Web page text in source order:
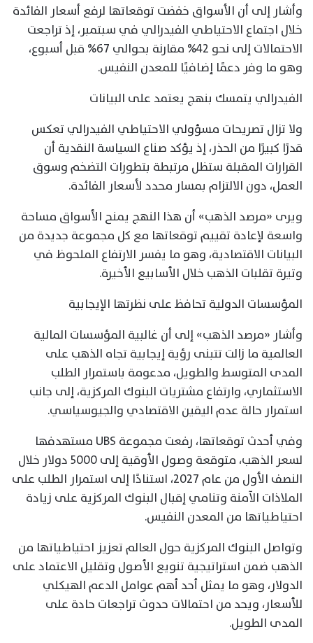
وأشار إلى أن الأسواق خفضت توقعاتها لرفع أسعار الفائدة
خلال اجتماع الاحتياطي الفيدرالي في سبتمبر، إذ تراجعت
الاحتمالات إلى نحو 42% مقارنة بحوالي 67% قبل أسبوع،
وهو ما وفر دعمًا إضافيًا للمعدن النفيس.
الفيدرالي يتمسك بنهج يعتمد على البيانات
ولا تزال تصريحات مسؤولي الاحتياطي الفيدرالي تعكس
قدرًا كبيرًا من الحذر، إذ يؤكد صناع السياسة النقدية أن
القرارات المقبلة ستظل مرتبطة بتطورات التضخم وسوق
العمل، دون الالتزام بمسار محدد لأسعار الفائدة.
ويرى «مرصد الذهب» أن هذا النهج يمنح الأسواق مساحة
واسعة لإعادة تقييم توقعاتها مع كل مجموعة جديدة من
البيانات الاقتصادية، وهو ما يفسر الارتفاع الملحوظ في
وتيرة تقلبات الذهب خلال الأسابيع الأخيرة.
المؤسسات الدولية تحافظ على نظرتها الإيجابية
وأشار «مرصد الذهب» إلى أن غالبية المؤسسات المالية
العالمية ما زالت تتبنى رؤية إيجابية تجاه الذهب على
المدى المتوسط والطويل، مدعومة باستمرار الطلب
الاستثماري، وارتفاع مشتريات البنوك المركزية، إلى جانب
استمرار حالة عدم اليقين الاقتصادي والجيوسياسي.
وفي أحدث توقعاتها، رفعت مجموعة UBS مستهدفها
لسعر الذهب، متوقعة وصول الأوقية إلى 5000 دولار خلال
النصف الأول من عام 2027، استنادًا إلى استمرار الطلب على
الملاذات الآمنة وتنامي إقبال البنوك المركزية على زيادة
احتياطياتها من المعدن النفيس.
وتواصل البنوك المركزية حول العالم تعزيز احتياطياتها من
الذهب ضمن استراتيجية تنويع الأصول وتقليل الاعتماد على
الدولار، وهو ما يمثل أحد أهم عوامل الدعم الهيكلي
للأسعار، ويحد من احتمالات حدوث تراجعات حادة على
المدى الطويل.